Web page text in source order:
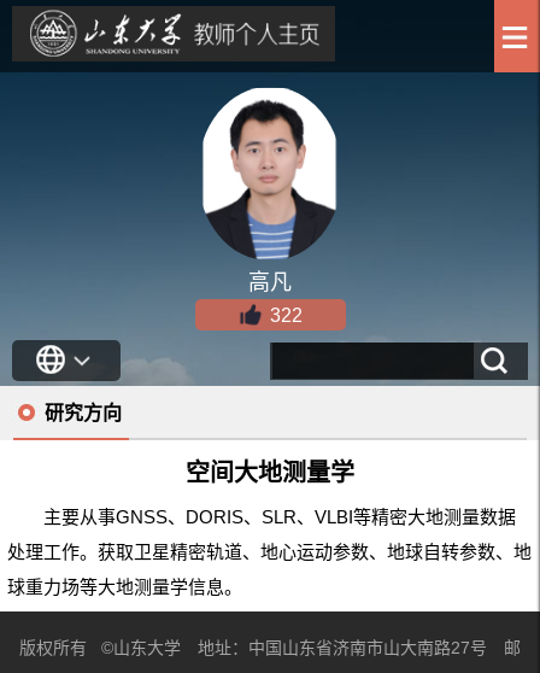
高凡
322
研究方向
空间大地测量学
主要从事GNSS、DORIS、SLR、VLBI等精密大地测量数据
处理工作。获取卫星精密轨道、地心运动参数、地球自转参数、地
球重力场等大地测量学信息。
版权所有 ©山东大学 地址：中国山东省济南市山大南路27号 邮